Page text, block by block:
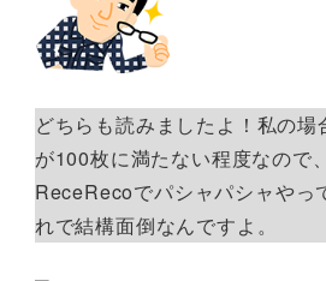
どちらも読みましたよ！私の場
が100枚に満たない程度なので
ReceRecoでパシャパシャやっ
れで結構面倒なんですよ。